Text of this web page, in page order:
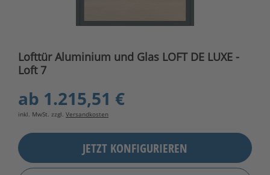
Lofttür Aluminium und Glas LOFT DE LUXE -
Loft 7
ab 1.215,51 €
inkl. MwSt. zzgl. Versandkosten
JETZT KONFIGURIEREN